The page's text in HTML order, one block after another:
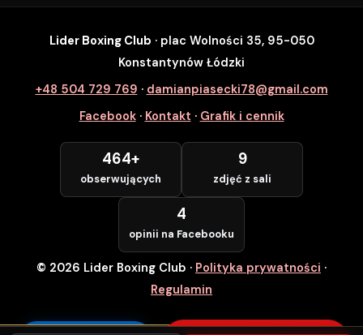
SZYBKI ZAPIS
Zapisz się na wybrane zajęcia
Numer Telefonu *
POTWIERDZAM — WCHODZĘ ZA
DARMO
Lider Boxing Club · plac Wolności 35, 95-050
Konstantynów Łódzki
+48 504 729 769 · damianpiasecki78@gmail.com
Facebook· Kontakt · Grafik i cennik
464+
obserwujących
9
zdjęć z sali
4
opinii na Facebooku
© 2026 Lider Boxing Club · Polityka prywatności ·
Regulamin